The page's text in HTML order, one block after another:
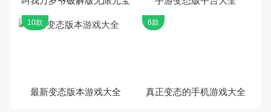
最新变态版本游戏大全
10款
真正变态的手机游戏大全
6款